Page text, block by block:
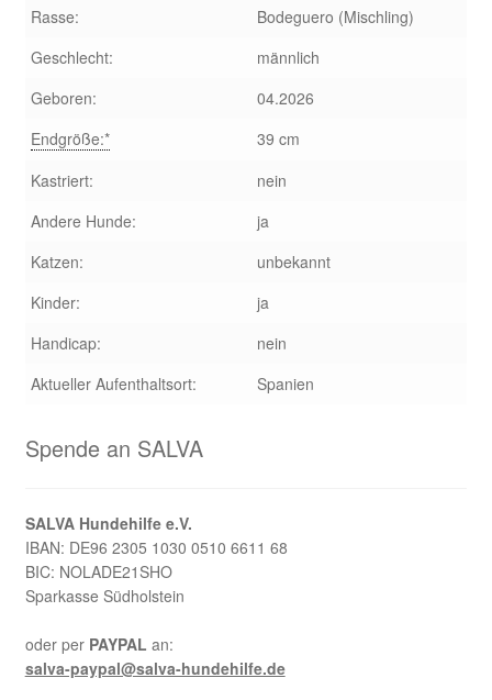
Rasse:
Bodeguero (Mischling)
Geschlecht:
männlich
Geboren:
04.2026
Endgröße:*
39 cm
Kastriert:
nein
Andere Hunde:
ja
Katzen:
unbekannt
Kinder:
ja
Handicap:
nein
Aktueller Aufenthaltsort:
Spanien
Spende an SALVA
SALVA Hundehilfe e.V.
IBAN: DE96 2305 1030 0510 6611 68
BIC: NOLADE21SHO
Sparkasse Südholstein
oder per PAYPAL an:
salva-paypal@salva-hundehilfe.de